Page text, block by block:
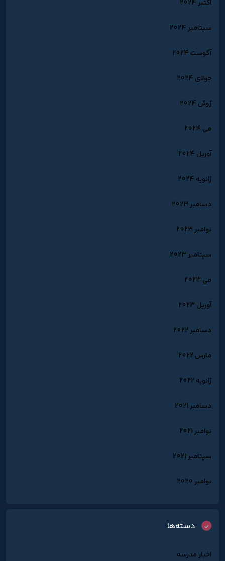
اکتبر 2024
سپتامبر 2024
آگوست 2024
جولای 2024
ژوئن 2024
می 2024
آوریل 2024
ژانویه 2024
دسامبر 2023
نوامبر 2023
سپتامبر 2023
می 2023
آوریل 2023
دسامبر 2022
مارس 2022
ژانویه 2022
دسامبر 2021
نوامبر 2021
سپتامبر 2021
نوامبر 2020
دسته‌ها
اخبار مدرسه